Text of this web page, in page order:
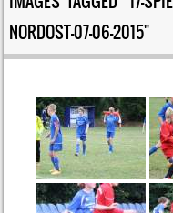
NORDOST-07-06-2015"